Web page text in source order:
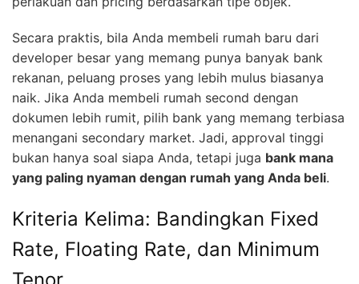
Secara praktis, bila Anda membeli rumah baru dari
developer besar yang memang punya banyak bank
rekanan, peluang proses yang lebih mulus biasanya
naik. Jika Anda membeli rumah second dengan
dokumen lebih rumit, pilih bank yang memang terbiasa
menangani secondary market. Jadi, approval tinggi
bukan hanya soal siapa Anda, tetapi juga bank mana
yang paling nyaman dengan rumah yang Anda beli.
Kriteria Kelima: Bandingkan Fixed
Rate, Floating Rate, dan Minimum